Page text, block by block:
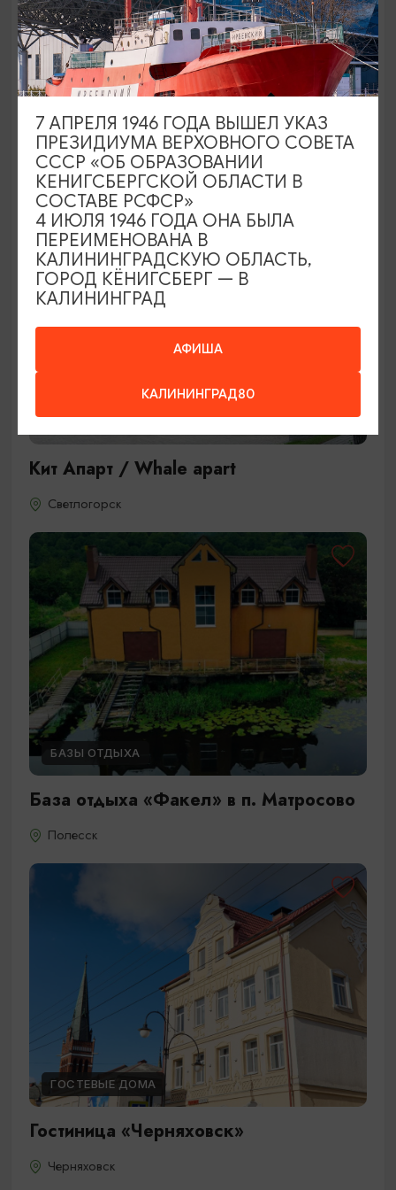
ОТЕЛИ, ГОСТИНИЦЫ
Отель «Изола»/Isola
Калининград
ГОСТЕВЫЕ ДОМА
Кит Апарт / Whale apart
Светлогорск
БАЗЫ ОТДЫХА
База отдыха «Факел» в п. Матросово
Полесск
ГОСТЕВЫЕ ДОМА
Гостиница «Черняховск»
Черняховск
АФИША
КАЛИНИНГРАД80
7 АПРЕЛЯ 1946 ГОДА ВЫШЕЛ УКАЗ
ПРЕЗИДИУМА ВЕРХОВНОГО СОВЕТА
СССР «ОБ ОБРАЗОВАНИИ
КЕНИГСБЕРГСКОЙ ОБЛАСТИ В
СОСТАВЕ РСФСР»
4 ИЮЛЯ 1946 ГОДА ОНА БЫЛА
ПЕРЕИМЕНОВАНА В
КАЛИНИНГРАДСКУЮ ОБЛАСТЬ,
ГОРОД КЁНИГСБЕРГ — В
КАЛИНИНГРАД